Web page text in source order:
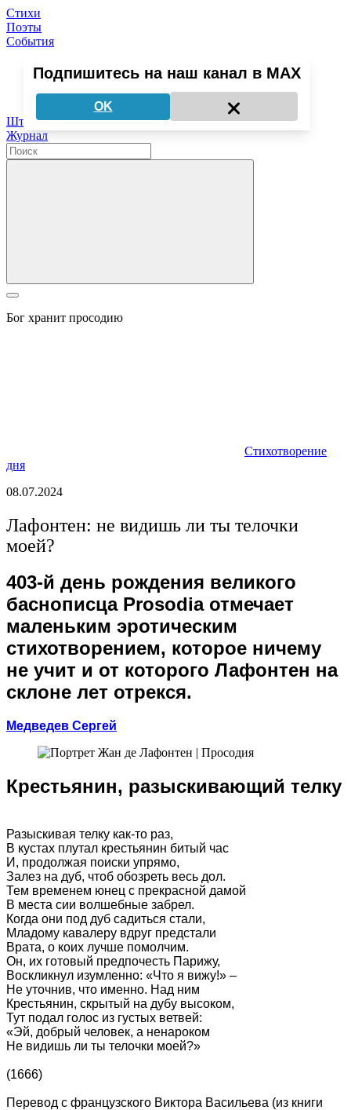
Подпишитесь на наш канал в MAX
OK
Стихи
Поэты
События
Медиа о поэзии
Штудии
Журнал
Бог хранит просодию
Стихотворение
дня
08.07.2024
Лафонтен: не видишь ли ты телочки
моей?
403-й день рождения великого
баснописца Prosodia отмечает
маленьким эротическим
стихотворением, которое ничему
не учит и от которого Лафонтен на
склоне лет отрекся.
Медведев Сергей
Крестьянин, разыскивающий телку
Разыскивая телку как-то раз,
В кустах плутал крестьянин битый час
И, продолжая поиски упрямо,
Залез на дуб, чтоб обозреть весь дол.
Тем временем юнец с прекрасной дамой
В места сии волшебные забрел.
Когда они под дуб садиться стали,
Младому кавалеру вдруг предстали
Врата, о коих лучше помолчим.
Он, их готовый предпочесть Парижу,
Воскликнул изумленно: «Что я вижу!» –
Не уточнив, что именно. Над ним
Крестьянин, скрытый на дубу высоком,
Тут подал голос из густых ветвей:
«Эй, добрый человек, а ненароком
Не видишь ли ты телочки моей?»
(1666)
Перевод с французского Виктора Васильева (из книги